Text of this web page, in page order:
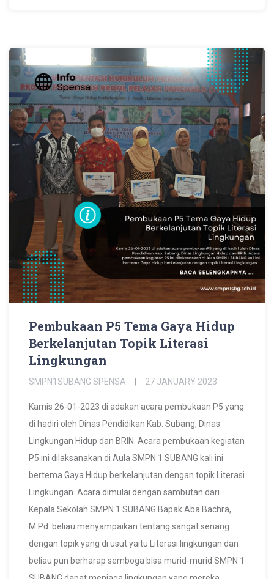
Pembukaan P5 Tema Gaya Hidup
Berkelanjutan Topik Literasi
Lingkungan
SMPN1SUBANG SPENSA 27 JANUARY 2023
Kamis 26-01-2023 di adakan acara pembukaan P5 yang
di hadiri oleh Dinas Pendidikan Kab. Subang, Dinas
Lingkungan Hidup dan BRIN. Acara pembukaan kegiatan
P5 ini dilaksanakan di Aula SMPN 1 SUBANG kali ini
bertema Gaya Hidup berkelanjutan dengan topik Literasi
Lingkungan. Acara dimulai dengan sambutan dari
Kepala Sekolah SMPN 1 SUBANG Bapak Aba Bachra,
M.Pd. beliau menyampaikan tentang sangat senang
dengan topik yang di usut yaitu Literasi lingkungan dan
beliau pun berharap semboga bisa murid-murid SMPN 1